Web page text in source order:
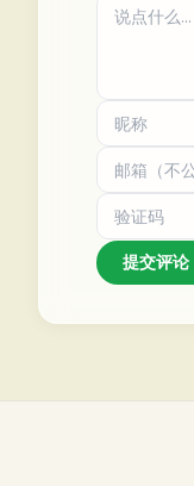
提交评论